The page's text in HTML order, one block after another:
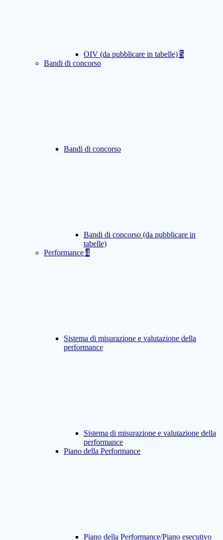
OIV (da pubblicare in tabelle) 5
Bandi di concorso
Bandi di concorso
Bandi di concorso (da pubblicare in
tabelle)
Performance 4
Sistema di misurazione e valutazione della
performance
Sistema di misurazione e valutazione della
performance
Piano della Performance
Piano della Performance/Piano esecutivo